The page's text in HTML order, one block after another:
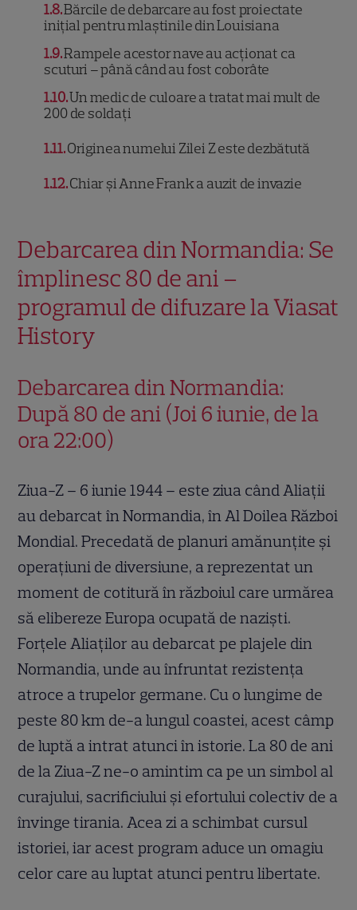
1.8Bărcile de debarcare au fost proiectate
inițial pentru mlaștinile din Louisiana
1.9Rampele acestor nave au acționat ca
scuturi – până când au fost coborâte
1.10Un medic de culoare a tratat mai mult de
200 de soldați
1.11Originea numelui Zilei Z este dezbătută
1.12Chiar și Anne Frank a auzit de invazie
Debarcarea din Normandia: Se
împlinesc 80 de ani –
programul de difuzare la Viasat
History
Debarcarea din Normandia:
După 80 de ani (Joi 6 iunie, de la
ora 22:00)
Ziua-Z – 6 iunie 1944 – este ziua când Aliații
au debarcat în Normandia, în Al Doilea Război
Mondial. Precedată de planuri amănunțite și
operațiuni de diversiune, a reprezentat un
moment de cotitură în războiul care urmărea
să elibereze Europa ocupată de naziști.
Forțele Aliaților au debarcat pe plajele din
Normandia, unde au înfruntat rezistența
atroce a trupelor germane. Cu o lungime de
peste 80 km de-a lungul coastei, acest câmp
de luptă a intrat atunci în istorie. La 80 de ani
de la Ziua-Z ne-o amintim ca pe un simbol al
curajului, sacrificiului și efortului colectiv de a
învinge tirania. Acea zi a schimbat cursul
istoriei, iar acest program aduce un omagiu
celor care au luptat atunci pentru libertate.